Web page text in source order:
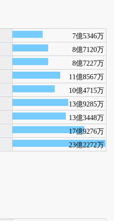
7億5346万
8億7120万
8億7227万
11億8567万
10億4715万
13億9285万
13億3448万
17億9276万
23億2272万